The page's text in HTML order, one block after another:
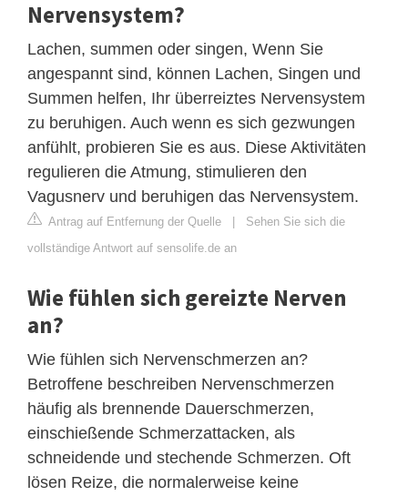
Nervensystem?
Lachen, summen oder singen, Wenn Sie
angespannt sind, können Lachen, Singen und
Summen helfen, Ihr überreiztes Nervensystem
zu beruhigen. Auch wenn es sich gezwungen
anfühlt, probieren Sie es aus. Diese Aktivitäten
regulieren die Atmung, stimulieren den
Vagusnerv und beruhigen das Nervensystem.
Antrag auf Entfernung der Quelle | Sehen Sie sich die
vollständige Antwort auf sensolife.de an
Wie fühlen sich gereizte Nerven
an?
Wie fühlen sich Nervenschmerzen an?
Betroffene beschreiben Nervenschmerzen
häufig als brennende Dauerschmerzen,
einschießende Schmerzattacken, als
schneidende und stechende Schmerzen. Oft
lösen Reize, die normalerweise keine